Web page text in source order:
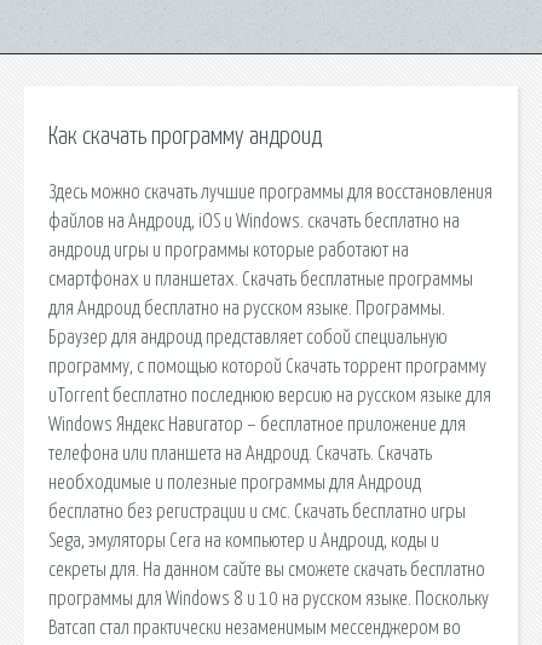
Как скачать программу андроид
Здесь можно скачать лучшие программы для восстановления
файлов на Андроид, iOS и Windows. cкачать бесплатно на
андроид игры и программы которые работают на
смартфонах и планшетах. Скачать бесплатные программы
для Андроид бесплатно на русском языке. Программы.
Браузер для андроид представляет собой специальную
программу, с помощью которой Скачать торрент программу
uTorrent бесплатно последнюю версию на русском языке для
Windows Яндекс Навигатор – бесплатное приложение для
телефона или планшета на Андроид. Скачать. Скачать
необходимые и полезные программы для Андроид
бесплатно без регистрации и смс. Скачать бесплатно игры
Sega, эмуляторы Сега на компьютер и Андроид, коды и
секреты для. На данном сайте вы сможете скачать бесплатно
программы для Windows 8 и 10 на русском языке. Поскольку
Ватсап стал практически незаменимым мессенджером во